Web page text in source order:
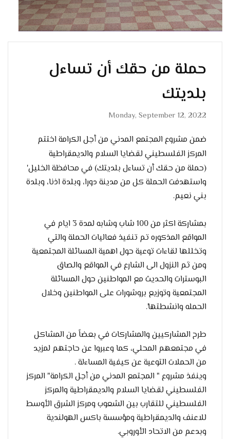
حملة من حقك أن تساءل
بلديتك
Monday, September 12, 2022
ضمن مشروع المجتمع المدني من أجل الكرامة اختتم
المركز الفلسطيني لقضايا السلام والديمقراطية
(حملة من حقك أن تساءل بلديتك) في محافظة الخليل'
واستهدفت الحملة كل من مدينة دورا، وبلدة اذنا، وبلدة
بني نعيم.
بمشاركة اكثر من 100 شاب وشابه لمدة 3 ايام في
المواقع المذكوره تم تنفيذ فعاليات الحملة والتي
وتخللها لقاءات توعية حول اهمية المسائلة المجتمعية
ومن ثم النزول الى الشارع في المواقع والصاق
البوسترات والحديث مع المواطنين حول المسائلة
المجتمعية وتوزيع بروشورات على المواطنين وخلال
الحمله وانشطتها'.
طرح المشاركيين والمشاركات في بعضاً من المشاكل
في مجتمعهم المحلي، كما وعبروا عن حاجتهم لمزيد
من الحملات التوعية عن كيفية المساءلة .
وينفذ مشروع " المجتمع المدني من أجل الكرامة" المركز
الفلسطيني لقضايا السلام والديمقراطية والمركز
الفلسطيني للتقارب بين الشعوب ومركز الشرق الأوسط
للاعنف والديمقراطية ومؤسسة باكس الهولندية
وبدعم من الاتحاد الأوروبي.